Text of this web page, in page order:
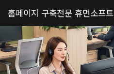
홈페이지 구축전문 휴먼소프트